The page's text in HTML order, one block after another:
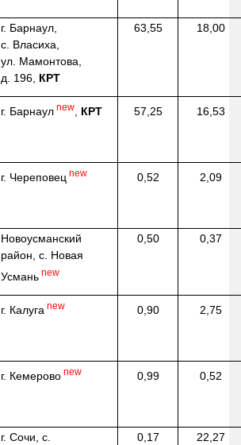
г. Барнаул,
с. Власиха,
ул. Мамонтова,
д. 196, КРТ
63,55 18,00
г. Барнаул new КРТ 57,25 16,53
г. Череповец new 0,52 2,09
Новоусманский
район, с. Новая
Усмань new
0,50 0,37
г. Калуга new 0,90 2,75
г. Кемерово new 0,99 0,52
г. Сочи, с.
0,17 22,27